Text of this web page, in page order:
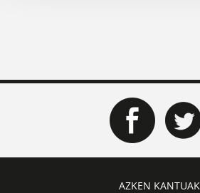
AZKEN KANTUAK